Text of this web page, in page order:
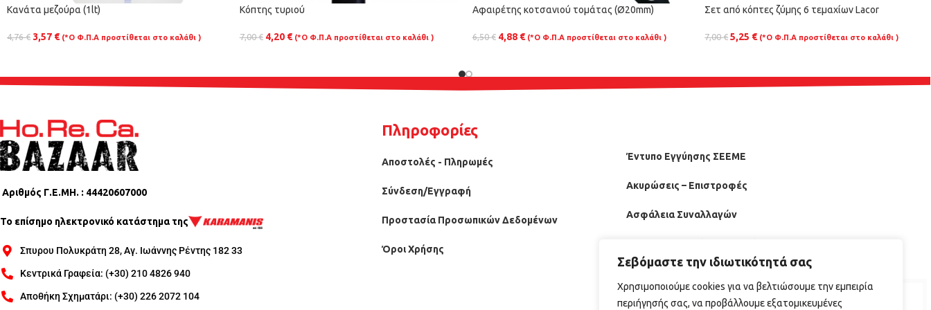
Σεβόμαστε την ιδιωτικότητά σας
Χρησιμοποιούμε cookies για να βελτιώσουμε την εμπειρία
περιήγησής σας, να προβάλλουμε εξατομικευμένες
Κανάτα μεζούρα (1lt)
4,76€ 3,57 € (*Ο Φ.Π.Α προστίθεται στο καλάθι )
Κόπτης τυριού
7,00€ 4,20 € (*Ο Φ.Π.Α προστίθεται στο καλάθι )
Αφαιρέτης κοτσανιού τομάτας (Ø20mm)
6,50€ 4,88 € (*Ο Φ.Π.Α προστίθεται στο καλάθι )
Σετ από κόπτες ζύμης 6 τεμαχίων Lacor
7,00€ 5,25 € (*Ο Φ.Π.Α προστίθεται στο καλάθι )
Αριθμός Γ.Ε.ΜΗ. : 44420607000
Το επίσημο ηλεκτρονικό κατάστημα της
Σπυρου Πολυκράτη 28, Αγ. Ιωάννης Ρέντης 182 33
Κεντρικά Γραφεία: (+30) 210 4826 940
Αποθήκη Σχηματάρι: (+30) 226 2072 104
Πληροφορίες
Αποστολές - Πληρωμές
Σύνδεση/Εγγραφή
Προστασία Προσωπικών Δεδομένων
Όροι Χρήσης
Έντυπο Εγγύησης ΣΕΕΜΕ
Ακυρώσεις – Επιστροφές
Ασφάλεια Συναλλαγών